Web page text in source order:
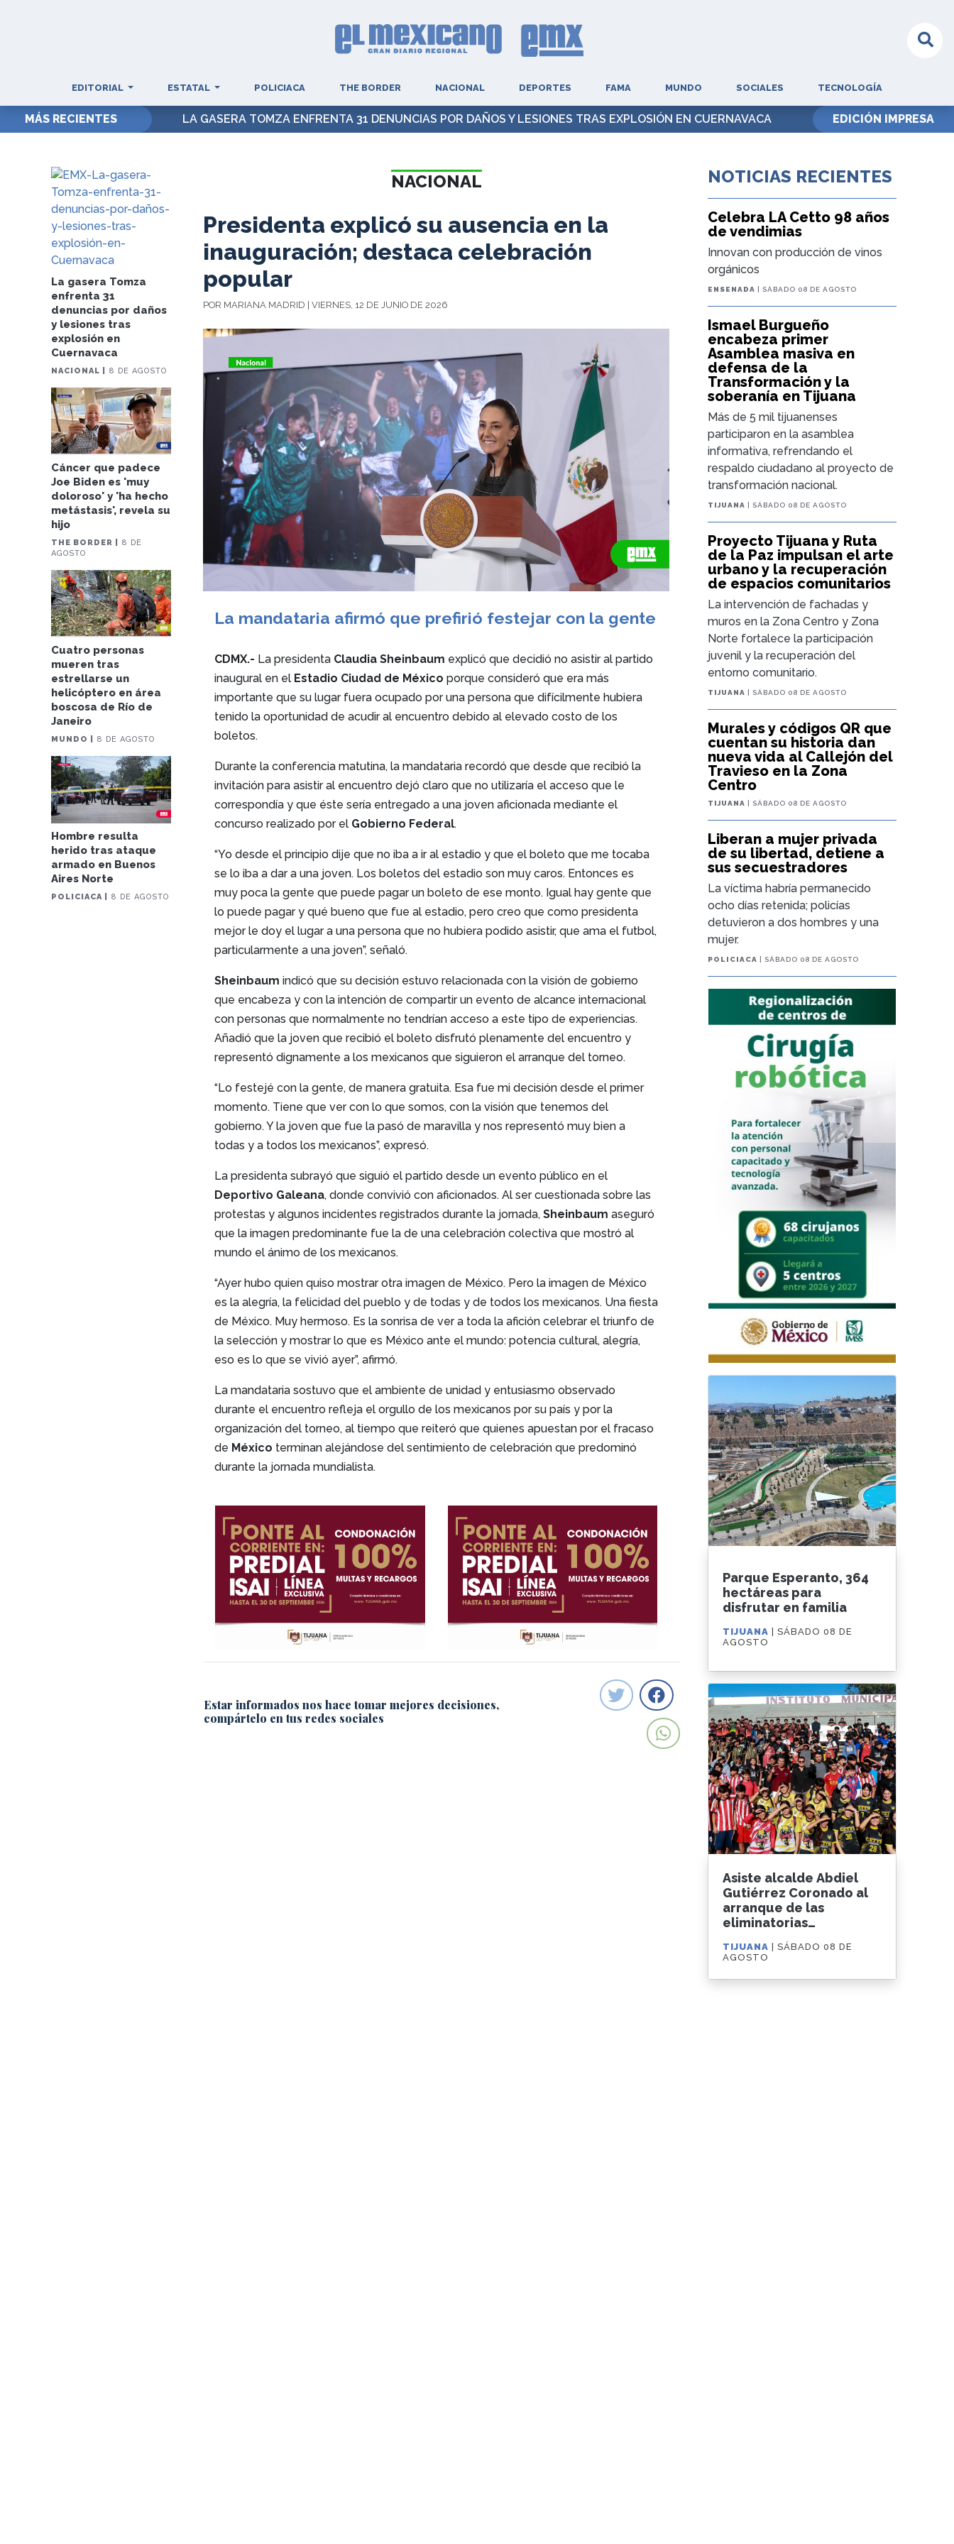
EDITORIAL ESTATAL POLICIACA THE BORDER NACIONAL DEPORTES FAMA MUNDO SOCIALES TECNOLOGÍA
MÁS RECIENTES CÁNCER QUE PADECE JOE BIDEN ES 'MUY DOLOROSO' Y 'HA HECHO METÁSTASIS', REVELA SU HIJO EDICIÓN IMPRESA
La gasera Tomza
enfrenta 31
denuncias por daños
y lesiones tras
explosión en
Cuernavaca
NACIONAL | 8 DE AGOSTO
Cáncer que padece
Joe Biden es 'muy
doloroso' y 'ha hecho
metástasis', revela su
hijo
THE BORDER |
8 DE
AGOSTO
Cuatro personas
mueren tras
estrellarse un
helicóptero en área
boscosa de Río de
Janeiro
MUNDO | 8 DE AGOSTO
Hombre resulta
herido tras ataque
armado en Buenos
Aires Norte
POLICIACA | 8 DE AGOSTO
NACIONAL
Presidenta explicó su ausencia en la
inauguración; destaca celebración
popular
POR MARIANA MADRID | VIERNES, 12 DE JUNIO DE 2026
La mandataria afirmó que prefirió festejar con la gente
CDMX.- La presidenta Claudia Sheinbaum explicó que decidió no asistir al partido
inaugural en el Estadio Ciudad de México porque consideró que era más
importante que su lugar fuera ocupado por una persona que difícilmente hubiera
tenido la oportunidad de acudir al encuentro debido al elevado costo de los
boletos.
Durante la conferencia matutina, la mandataria recordó que desde que recibió la
invitación para asistir al encuentro dejó claro que no utilizaría el acceso que le
correspondía y que éste sería entregado a una joven aficionada mediante el
concurso realizado por el Gobierno Federal.
“Yo desde el principio dije que no iba a ir al estadio y que el boleto que me tocaba
se lo iba a dar a una joven. Los boletos del estadio son muy caros. Entonces es
muy poca la gente que puede pagar un boleto de ese monto. Igual hay gente que
lo puede pagar y qué bueno que fue al estadio, pero creo que como presidenta
mejor le doy el lugar a una persona que no hubiera podido asistir, que ama el futbol,
particularmente a una joven”, señaló.
Sheinbaum indicó que su decisión estuvo relacionada con la visión de gobierno
que encabeza y con la intención de compartir un evento de alcance internacional
con personas que normalmente no tendrían acceso a este tipo de experiencias.
Añadió que la joven que recibió el boleto disfrutó plenamente del encuentro y
representó dignamente a los mexicanos que siguieron el arranque del torneo.
“Lo festejé con la gente, de manera gratuita. Esa fue mi decisión desde el primer
momento. Tiene que ver con lo que somos, con la visión que tenemos del
gobierno. Y la joven que fue la pasó de maravilla y nos representó muy bien a
todas y a todos los mexicanos”, expresó.
La presidenta subrayó que siguió el partido desde un evento público en el
Deportivo Galeana, donde convivió con aficionados. Al ser cuestionada sobre las
protestas y algunos incidentes registrados durante la jornada,Sheinbaum aseguró
que la imagen predominante fue la de una celebración colectiva que mostró al
mundo el ánimo de los mexicanos.
“Ayer hubo quien quiso mostrar otra imagen de México. Pero la imagen de México
es la alegría, la felicidad del pueblo y de todas y de todos los mexicanos. Una fiesta
de México. Muy hermoso. Es la sonrisa de ver a toda la afición celebrar el triunfo de
la selección y mostrar lo que es México ante el mundo: potencia cultural, alegría,
eso es lo que se vivió ayer”, afirmó.
La mandataria sostuvo que el ambiente de unidad y entusiasmo observado
durante el encuentro refleja el orgullo de los mexicanos por su país y por la
organización del torneo, al tiempo que reiteró que quienes apuestan por el fracaso
de México terminan alejándose del sentimiento de celebración que predominó
durante la jornada mundialista.
Estar informados nos hace tomar mejores decisiones,
compártelo en tus redes sociales
NOTICIAS RECIENTES
Celebra LA Cetto 98 años
de vendimias
Innovan con producción de vinos
orgánicos
ENSENADA | SÁBADO 08 DE AGOSTO
Ismael Burgueño
encabeza primer
Asamblea masiva en
defensa de la
Transformación y la
soberanía en Tijuana
Más de 5 mil tijuanenses
participaron en la asamblea
informativa, refrendando el
respaldo ciudadano al proyecto de
transformación nacional.
TIJUANA | SÁBADO 08 DE AGOSTO
Proyecto Tijuana y Ruta
de la Paz impulsan el arte
urbano y la recuperación
de espacios comunitarios
La intervención de fachadas y
muros en la Zona Centro y Zona
Norte fortalece la participación
juvenil y la recuperación del
entorno comunitario.
TIJUANA | SÁBADO 08 DE AGOSTO
Murales y códigos QR que
cuentan su historia dan
nueva vida al Callejón del
Travieso en la Zona
Centro
TIJUANA | SÁBADO 08 DE AGOSTO
Liberan a mujer privada
de su libertad, detiene a
sus secuestradores
La víctima habría permanecido
ocho días retenida; policías
detuvieron a dos hombres y una
mujer.
POLICIACA | SÁBADO 08 DE AGOSTO
Parque Esperanto, 364
hectáreas para
disfrutar en familia
TIJUANA| SÁBADO 08 DE
AGOSTO
Asiste alcalde Abdiel
Gutiérrez Coronado al
arranque de las
eliminatorias
'Juegos Nacionales
TIJUANA
| SÁBADO 08 DE
AGOSTO